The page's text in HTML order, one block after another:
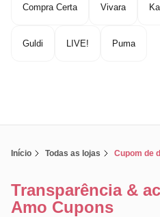
Compra Certa Vivara
Guldi LIVE! Puma
Início Todas as lojas Cupom de
Transparência &
Amo Cupons